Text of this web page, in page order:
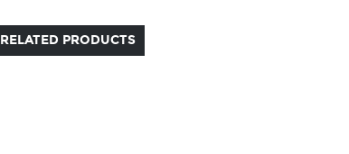
RELATED PRODUCTS